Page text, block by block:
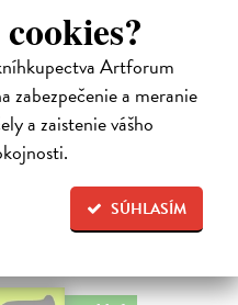
Artforum
zabezpečenie a meranie
a zaistenie vášho
SÚHLASÍM
a dobrodružstva prelína s
gaštan a okolo neho sa krúti
dostalo meno Zelinka.…